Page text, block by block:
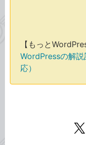
【もっと
WordPressの解
応）